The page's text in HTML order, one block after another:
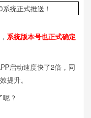
系统版本号也正式确定
启动速度快了2倍，同
提升。
？